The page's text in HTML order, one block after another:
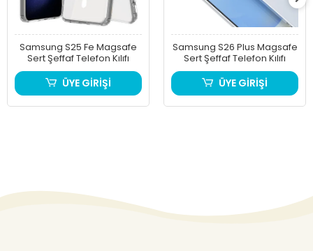
Samsung S25 Fe Magsafe
Sert Şeffaf Telefon Kılıfı
ÜYE GİRİŞİ
Samsung S26 Plus Magsafe
Sert Şeffaf Telefon Kılıfı
ÜYE GİRİŞİ